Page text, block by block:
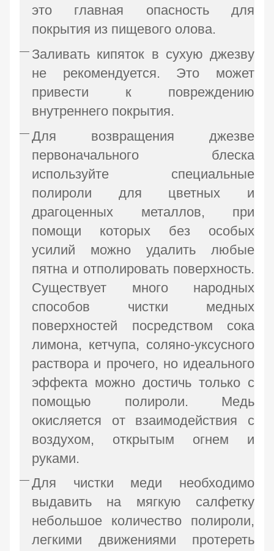
это главная опасность для
покрытия из пищевого олова.
Заливать кипяток в сухую джезву
не рекомендуется. Это может
привести к повреждению
внутреннего покрытия.
Для возвращения джезве
первоначального блеска
используйте специальные
полироли для цветных и
драгоценных металлов, при
помощи которых без особых
усилий можно удалить любые
пятна и отполировать поверхность.
Существует много народных
способов чистки медных
поверхностей посредством сока
лимона, кетчупа, соляно-уксусного
раствора и прочего, но идеального
эффекта можно достичь только с
помощью полироли. Медь
окисляется от взаимодействия с
воздухом, открытым огнем и
руками.
Для чистки меди необходимо
выдавить на мягкую салфетку
небольшое количество полироли,
легкими движениями протереть